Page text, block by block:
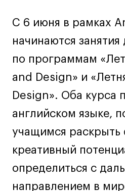
Мода и стиль
Ювелирный дизайн
Сценография
Фотография и видео
Дизайн и декорирование
Бизнес и маркетинг
Подготовительные курсы
ИЗО и Керамика
C 6 июня в рамках
начинаются
по программам
and Design» и
Design». Оба курса
английском языке,
учащимся раскрыть
креативный
определиться с
направлением в